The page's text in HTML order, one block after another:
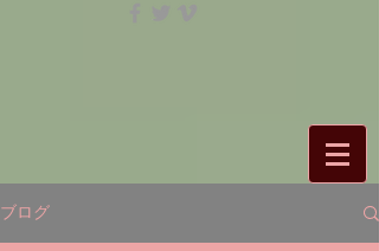
ブログ